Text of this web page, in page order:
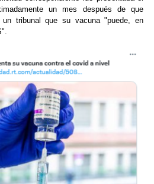
un mes después de que
un tribunal que su vacuna "puede, en